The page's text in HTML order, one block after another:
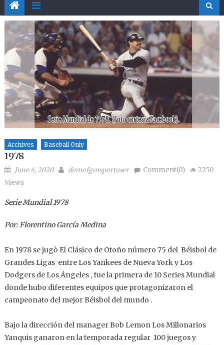
Archives Baseball Only
1978
Posted on
June 4, 2020 Author
demofgmsportuser Comment(0)
2250
Views
Serie Mundial 1978
Por: Florentino García Medina
En 1978 se jugò El Clásico de Otoño número 75 del Béisbol de
Grandes Ligas entre Los Yankees de Nueva York y Los
Dodgers de Los Ángeles , fue la primera de 10 Series Mundial
donde hubo diferentes equipos que protagonizaron el
campeonato del mejor Béisbol del mundo .
Bajo la dirección del manager Bob Lemon Los Millonarios
Yanquis ganaron en la temporada regular 100 juegos y